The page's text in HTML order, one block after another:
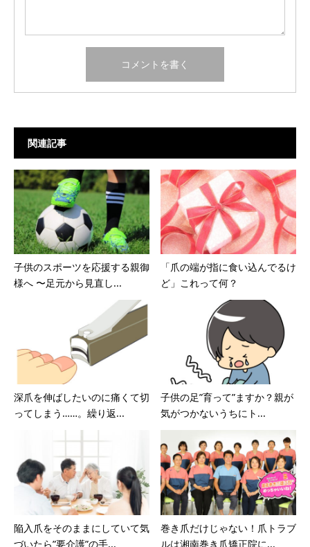
関連記事
子供のスポーツを応援する親御
様へ 〜足元から見直し...
「爪の端が指に食い込んでるけ
ど」これって何？
深爪を伸ばしたいのに痛くて切
ってしまう……。繰り返...
子供の足”育って”ますか？親が
気がつかないうちにト...
陥入爪をそのままにしていて気
づいたら”要介護”の手...
巻き爪だけじゃない！爪トラブ
ルは湘南巻き爪矯正院に...